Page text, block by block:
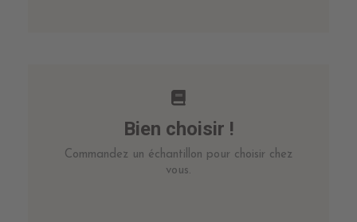
Bien choisir !
Commandez un échantillon pour choisir chez
vous.